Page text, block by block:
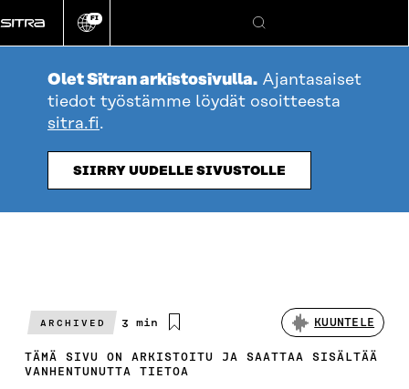
suoraan
sisältöön
Vaihda
kieli
FI
Hae
Olet Sitran arkistosivulla. Ajantasaiset
tiedot työstämme löydät osoitteesta
sitra.fi.
SIIRRY UUDELLE SIVUSTOLLE
ARCHIVED
Arvioitu
3 min KUUNTELE
TÄMÄ SIVU ON ARKISTOITU JA SAATTAA SISÄLTÄÄ
VANHENTUNUTTA TIETOA